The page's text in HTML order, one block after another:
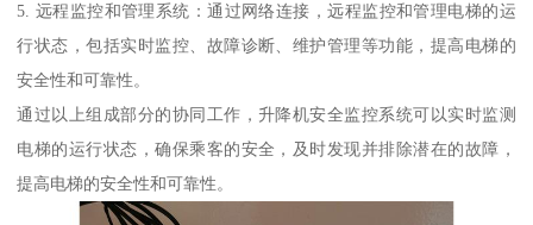
5. 远程监控和管理系统：通过网络连接，远程监控和管理电梯的运
行状态，包括实时监控、故障诊断、维护管理等功能，提高电梯的
安全性和可靠性。
通过以上组成部分的协同工作，升降机安全监控系统可以实时监测
电梯的运行状态，确保乘客的安全，及时发现并排除潜在的故障，
提高电梯的安全性和可靠性。